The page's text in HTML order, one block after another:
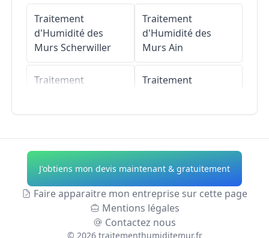
Traitement
d'Humidité des
Murs Scherwiller
Traitement
Traitement
d'Humidité des
Murs Kintzheim
Traitement
d'Humidité des
Dieffenthal
Traitement
d'Humidité des
Murs Ain
Traitement
Traitement
d'Humidité des
Murs Allier
Traitement
d'Humidité des
MursAlpes-de-
J'obtiens mon devis maintenant & gratuitement
Faire apparaitre mon entreprise sur cette page
Mentions légales
Contactez nous
© 2026 traitementhumiditemur.fr